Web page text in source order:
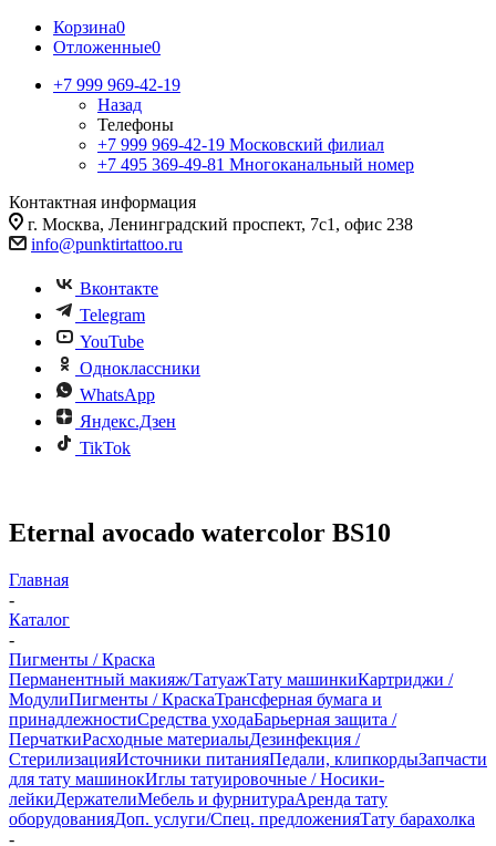
Корзина0
Отложенные0
+7 999 969-42-19
Назад
Телефоны
+7 999 969-42-19 Московский филиал
+7 495 369-49-81 Многоканальный номер
Контактная информация
г. Москва, Ленинградский проспект, 7с1, офис 238
info@punktirtattoo.ru
Вконтакте
Telegram
YouTube
Одноклассники
WhatsApp
Яндекс.Дзен
TikTok
Eternal avocado watercolor BS10
Главная
-
Каталог
-
Пигменты / Краска
Перманентный макияж/ТатуажТату машинкиКартриджи /
МодулиПигменты / КраскаТрансферная бумага и
принадлежностиСредства уходаБарьерная защита /
ПерчаткиРасходные материалыДезинфекция /
СтерилизацияИсточники питанияПедали, клипкордыЗапчасти
для тату машинокИглы татуировочные / Носики-
лейкиДержателиМебель и фурнитураАренда тату
оборудованияДоп. услуги/Спец. предложенияТату барахолка
-